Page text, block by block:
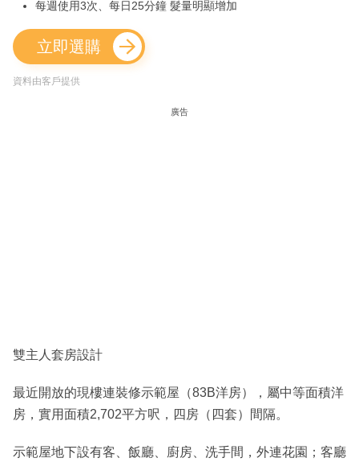
每週使用3次、每日25分鐘 髮量明顯增加
立即選購
資料由客戶提供
廣告
雙主人套房設計
最近開放的現樓連裝修示範屋（83B洋房），屬中等面積洋
房，實用面積2,702平方呎，四房（四套）間隔。
示範屋地下設有客、飯廳、廚房、洗手間，外連花園；客廳